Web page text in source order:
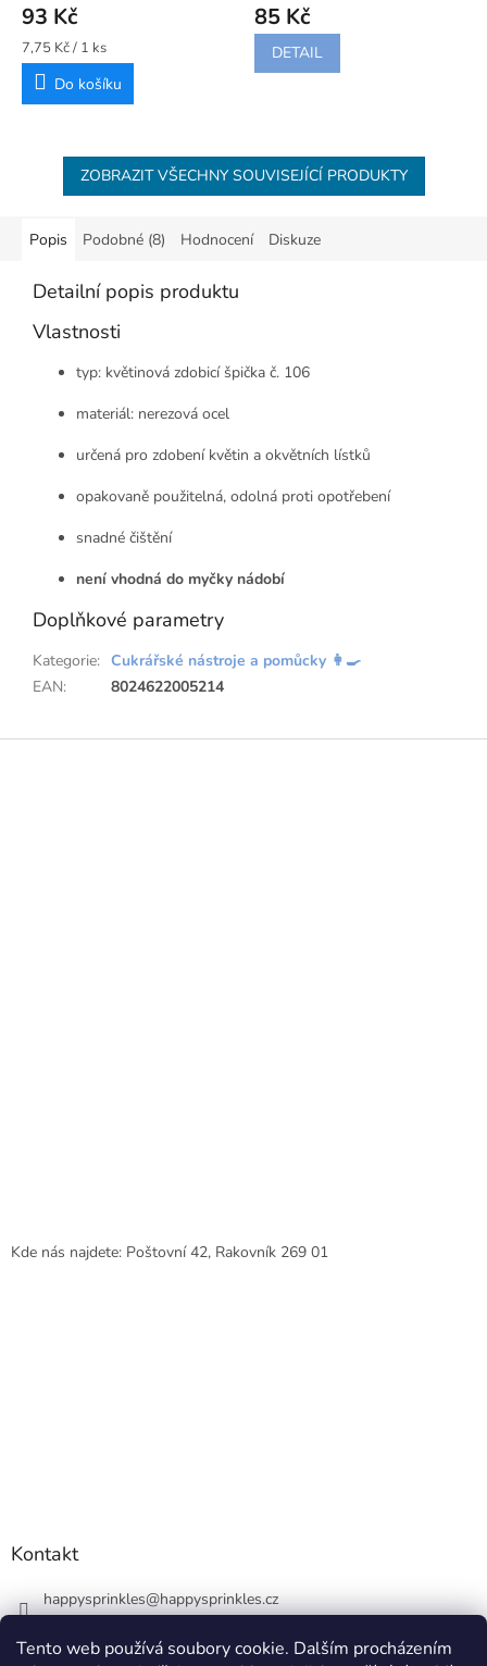
Tento web používá soubory cookie. Dalším procházením
93 Kč
Měrná
cena:
7,75 Kč / 1 ks
Do košíku
85 Kč
DETAIL
ZOBRAZIT VŠECHNY SOUVISEJÍCÍ PRODUKTY
Popis Podobné (8) Hodnocení Diskuze
Detailní popis produktu
Vlastnosti
typ: květinová zdobicí špička č. 106
materiál: nerezová ocel
určená pro zdobení květin a okvětních lístků
opakovaně použitelná, odolná proti opotřebení
snadné čištění
není vhodná do myčky nádobí
Doplňkové parametry
Kategorie: Cukrářské nástroje a pomůcky 👩‍🍳
EAN: 8024622005214
Z
Kde nás najdete: Poštovní 42, Rakovník 269 01
Kontakt
happysprinkles@happysprinkles.cz